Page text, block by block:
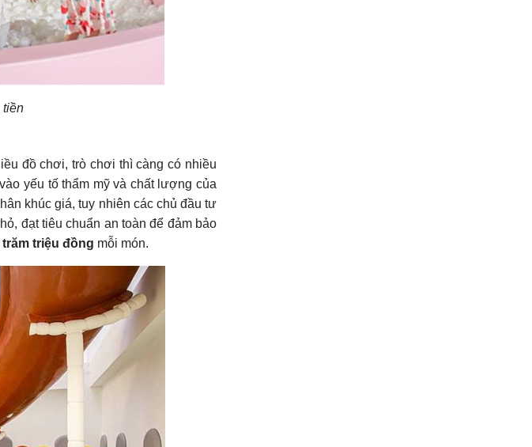
tiền
đồ chơi, trò chơi thì càng có nhiều
yếu tố thẩm mỹ và chất lượng của
khúc giá, tuy nhiên các chủ đầu tư
đạt tiêu chuẩn an toàn để đảm bảo
triệu đồng mỗi món.